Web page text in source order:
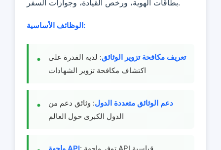
بطاقات الهوية، ورخص القيادة، وجوازات السفر.
الوظائف الأساسية:
تعريف مكافحة تزوير الوثائق: لديه القدرة على
اكتشاف مكافحة تزوير الشهادات
دعم الوثائق متعددة الدول: وثائق دعم من
الدول الكبرى حول العالم